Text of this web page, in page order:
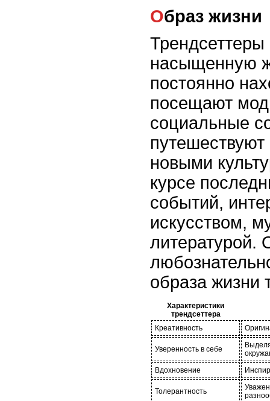
Образ жизни
Трендсеттеры
насыщенную
постоянно
посещают
социальные
путешествуют
новыми
курсе
событий,
искусством,
литературой.
образа жизни
Характеристики
трендсеттера
Креативность
Уверенность в себе
Вдохновение
Толерантность